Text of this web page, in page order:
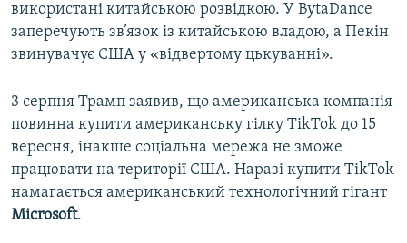
використані китайською розвідкою. У BytaDance
заперечують зв’язок із китайською владою, а Пекін
звинувачує США у «відвертому цькуванні».
3 серпня Трамп заявив, що американська компанія
повинна купити американську гілку TikTok до 15
вересня, інакше соціальна мережа не зможе
працювати на території США. Наразі купити TikTok
намагається американський технологічний гігант
Microsoft.